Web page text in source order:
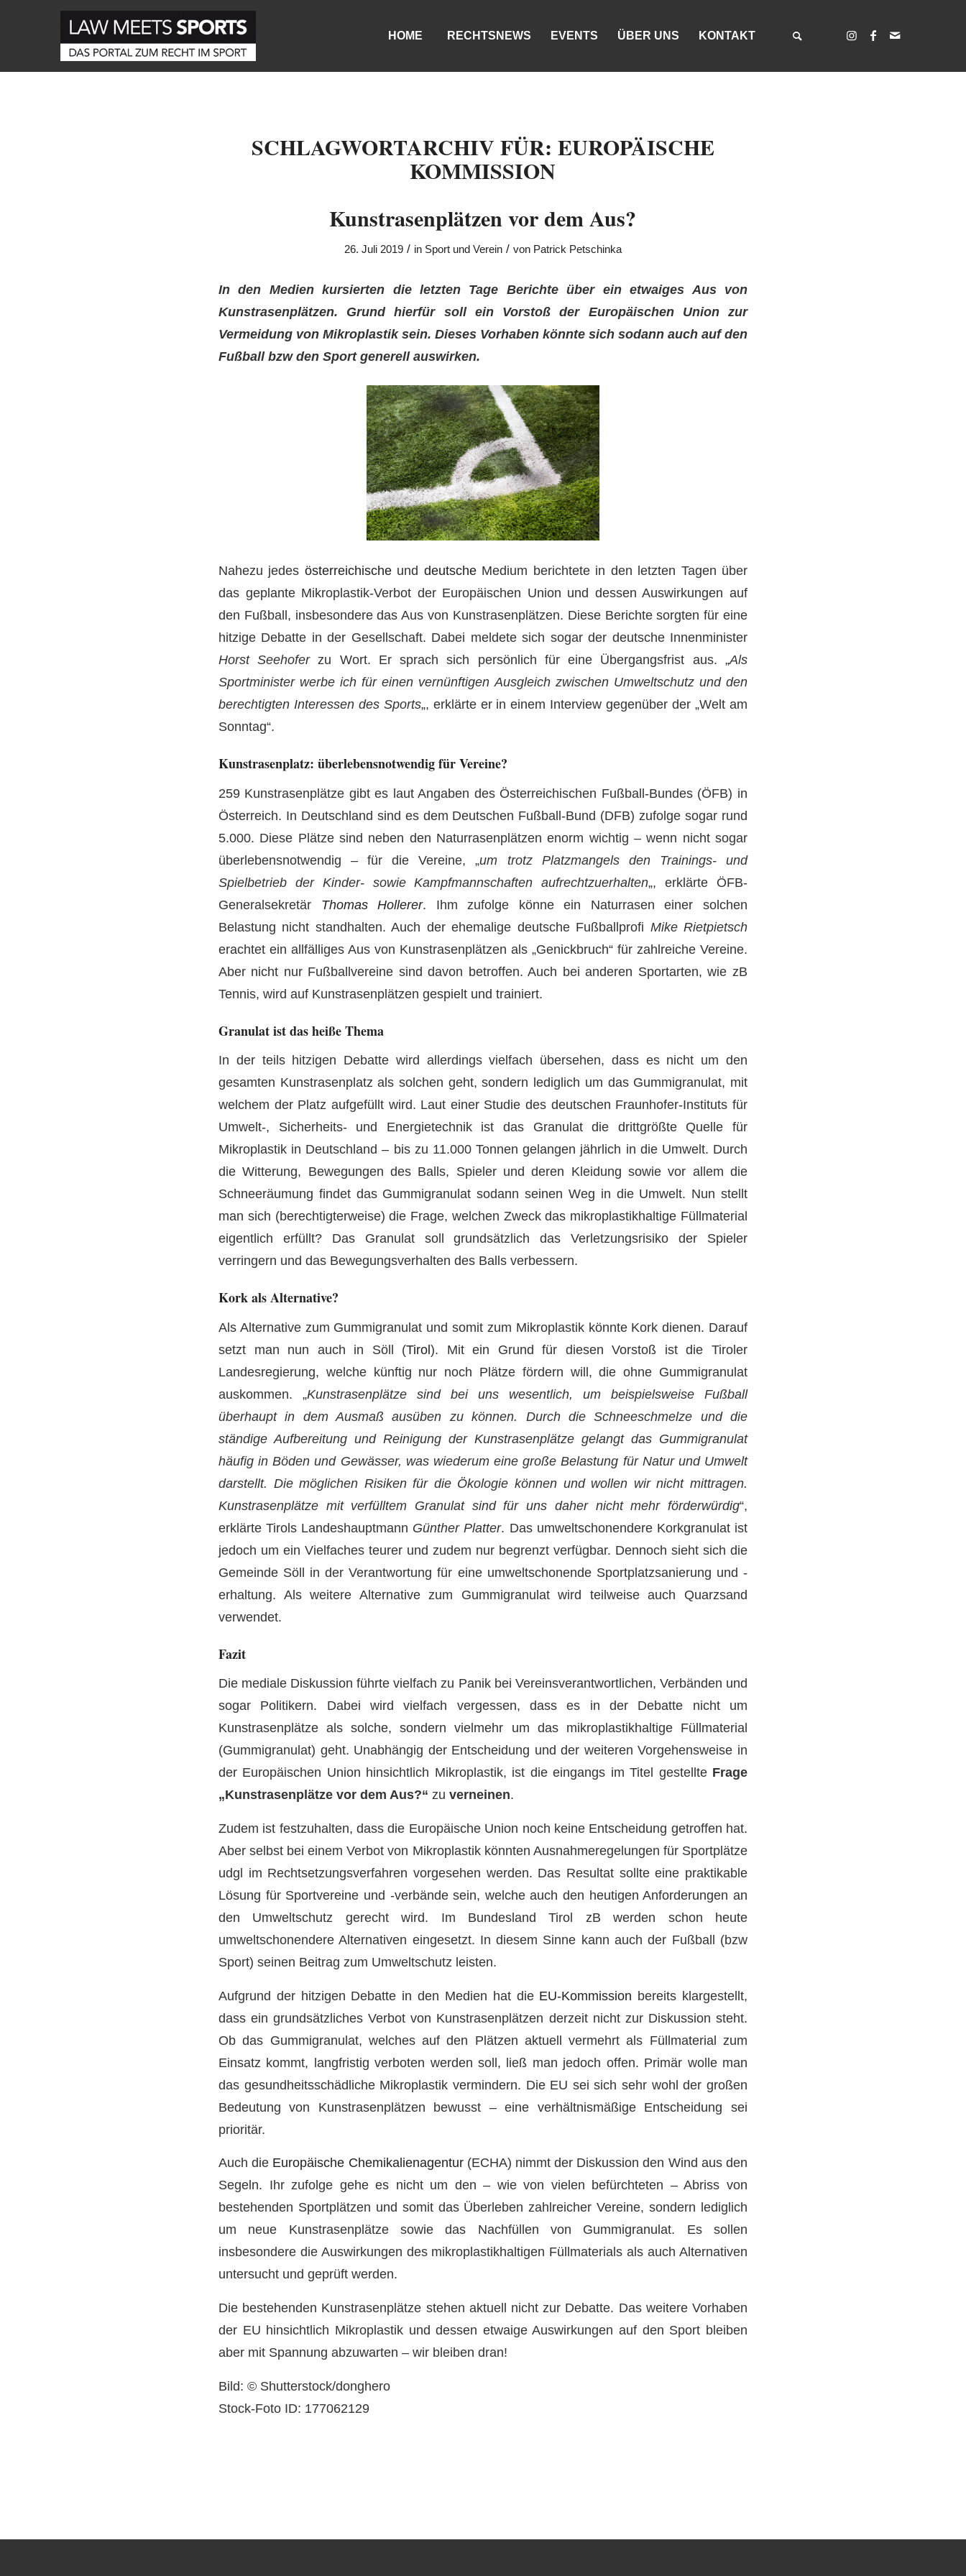
HOME RECHTSNEWS EVENTS ÜBER UNS KONTAKT
SCHLAGWORTARCHIV FÜR: EUROPÄISCHE
KOMMISSION
Kunstrasenplätzen vor dem Aus?
26. Juli 2019 / in Sport und Verein / von Patrick Petschinka
In den Medien kursierten die letzten Tage Berichte über ein etwaiges Aus von
Kunstrasenplätzen. Grund hierfür soll ein Vorstoß der Europäischen Union zur
Vermeidung von Mikroplastik sein. Dieses Vorhaben könnte sich sodann auch auf den
Fußball bzw den Sport generell auswirken.
Nahezu jedes österreichischeund deutscheMedium berichtete in den letzten Tagen über
das geplante Mikroplastik-Verbot der Europäischen Union und dessen Auswirkungen auf
den Fußball, insbesondere das Aus von Kunstrasenplätzen. Diese Berichte sorgten für eine
hitzige Debatte in der Gesellschaft. Dabei meldete sich sogar der deutsche Innenminister
Horst Seehoferzu Wort. Er sprach sich persönlich für eine Übergangsfrist aus. „Als
Sportminister werbe ich für einen vernünftigen Ausgleich zwischen Umweltschutz und den
berechtigten Interessen des Sports„, erklärte er in einem Interview gegenüber der „Welt am
Sonntag“.
Kunstrasenplatz: überlebensnotwendig für Vereine?
259 Kunstrasenplätze gibt es laut Angaben des Österreichischen Fußball-Bundes (ÖFB) in
Österreich. In Deutschland sind es dem Deutschen Fußball-Bund (DFB) zufolge sogar rund
5.000. Diese Plätze sind neben den Naturrasenplätzen enorm wichtig – wenn nicht sogar
überlebensnotwendig – für die Vereine, „um trotz Platzmangels den Trainings- und
Spielbetrieb der Kinder- sowie Kampfmannschaften aufrechtzuerhalten„, erklärte ÖFB-
Generalsekretär Thomas Hollerer. Ihm zufolge könne ein Naturrasen einer solchen
Belastung nicht standhalten. Auch der ehemalige deutsche Fußballprofi Mike Rietpietsch
erachtet ein allfälliges Aus von Kunstrasenplätzen als „Genickbruch“ für zahlreiche Vereine.
Aber nicht nur Fußballvereine sind davon betroffen. Auch bei anderen Sportarten, wie zB
Tennis, wird auf Kunstrasenplätzen gespielt und trainiert.
Granulat ist das heiße Thema
In der teils hitzigen Debatte wird allerdings vielfach übersehen, dass es nicht um den
gesamten Kunstrasenplatz als solchen geht, sondern lediglich um das Gummigranulat, mit
welchem der Platz aufgefüllt wird. Laut einer Studie des deutschen Fraunhofer-Instituts für
Umwelt-, Sicherheits- und Energietechnik ist das Granulat die drittgrößte Quelle für
Mikroplastik in Deutschland – bis zu 11.000 Tonnen gelangen jährlich in die Umwelt. Durch
die Witterung, Bewegungen des Balls, Spieler und deren Kleidung sowie vor allem die
Schneeräumung findet das Gummigranulat sodann seinen Weg in die Umwelt. Nun stellt
man sich (berechtigterweise) die Frage, welchen Zweck das mikroplastikhaltige Füllmaterial
eigentlich erfüllt? Das Granulat soll grundsätzlich das Verletzungsrisiko der Spieler
verringern und das Bewegungsverhalten des Balls verbessern.
Kork als Alternative?
Als Alternative zum Gummigranulat und somit zum Mikroplastik könnte Kork dienen. Darauf
setzt man nun auch in Söll (Tirol). Mit ein Grund für diesen Vorstoß ist die Tiroler
Landesregierung, welche künftig nur noch Plätze fördern will, die ohne Gummigranulat
auskommen. „Kunstrasenplätze sind bei uns wesentlich, um beispielsweise Fußball
überhaupt in dem Ausmaß ausüben zu können. Durch die Schneeschmelze und die
ständige Aufbereitung und Reinigung der Kunstrasenplätze gelangt das Gummigranulat
häufig in Böden und Gewässer, was wiederum eine große Belastung für Natur und Umwelt
darstellt. Die möglichen Risiken für die Ökologie können und wollen wir nicht mittragen.
Kunstrasenplätze mit verfülltem Granulat sind für uns daher nicht mehr förderwürdig“,
erklärte Tirols Landeshauptmann Günther Platter. Das umweltschonendere Korkgranulat ist
jedoch um ein Vielfaches teurer und zudem nur begrenzt verfügbar. Dennoch sieht sich die
Gemeinde Söll in der Verantwortung für eine umweltschonende Sportplatzsanierung und -
erhaltung. Als weitere Alternative zum Gummigranulat wird teilweise auch Quarzsand
verwendet.
Fazit
Die mediale Diskussion führte vielfach zu Panik bei Vereinsverantwortlichen, Verbänden und
sogar Politikern. Dabei wird vielfach vergessen, dass es in der Debatte nicht um
Kunstrasenplätze als solche, sondern vielmehr um das mikroplastikhaltige Füllmaterial
(Gummigranulat) geht. Unabhängig der Entscheidung und der weiteren Vorgehensweise in
der Europäischen Union hinsichtlich Mikroplastik, ist die eingangs im Titel gestellteFrage
„Kunstrasenplätze vor dem Aus?“ zu verneinen.
Zudem ist festzuhalten, dass die Europäische Union noch keine Entscheidung getroffen hat.
Aber selbst bei einem Verbot von Mikroplastik könnten Ausnahmeregelungen für Sportplätze
udgl im Rechtsetzungsverfahren vorgesehen werden. Das Resultat sollte eine praktikable
Lösung für Sportvereine und -verbände sein, welche auch den heutigen Anforderungen an
den Umweltschutz gerecht wird. Im Bundesland Tirol zB werden schon heute
umweltschonendere Alternativen eingesetzt. In diesem Sinne kann auch der Fußball (bzw
Sport) seinen Beitrag zum Umweltschutz leisten.
Aufgrund der hitzigen Debatte in den Medien hat die EU-Kommission bereits klargestellt,
dass ein grundsätzliches Verbot von Kunstrasenplätzen derzeit nicht zur Diskussion steht.
Ob das Gummigranulat, welches auf den Plätzen aktuell vermehrt als Füllmaterial zum
Einsatz kommt, langfristig verboten werden soll, ließ man jedoch offen. Primär wolle man
das gesundheitsschädliche Mikroplastik vermindern. Die EU sei sich sehr wohl der großen
Bedeutung von Kunstrasenplätzen bewusst – eine verhältnismäßige Entscheidung sei
prioritär.
Auch die Europäische Chemikalienagentur(ECHA) nimmt der Diskussion den Wind aus den
Segeln. Ihr zufolge gehe es nicht um den – wie von vielen befürchteten – Abriss von
bestehenden Sportplätzen und somit das Überleben zahlreicher Vereine, sondern lediglich
um neue Kunstrasenplätze sowie das Nachfüllen von Gummigranulat. Es sollen
insbesondere die Auswirkungen des mikroplastikhaltigen Füllmaterials als auch Alternativen
untersucht und geprüft werden.
Die bestehenden Kunstrasenplätze stehen aktuell nicht zur Debatte. Das weitere Vorhaben
der EU hinsichtlich Mikroplastik und dessen etwaige Auswirkungen auf den Sport bleiben
aber mit Spannung abzuwarten – wir bleiben dran!
Bild: © Shutterstock/donghero
Stock-Foto ID: 177062129